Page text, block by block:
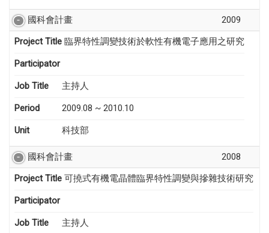
國科會計畫
2009
Project Title 臨界特性調變技術於軟性有機電子應用之研究
Participator
Job Title 主持人
Period 2009.08 ~ 2010.10
Unit 科技部
國科會計畫
2008
Project Title 可撓式有機電晶體臨界特性調變與摻雜技術研究
Participator
Job Title 主持人